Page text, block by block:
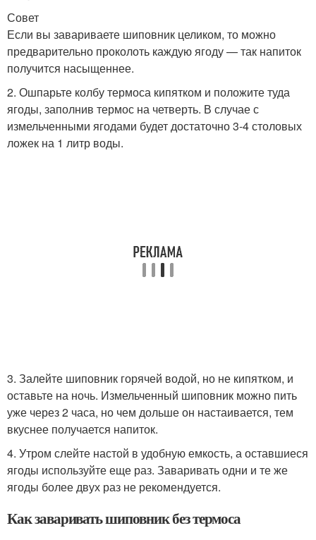
Совет
Если вы завариваете шиповник целиком, то можно
предварительно проколоть каждую ягоду — так напиток
получится насыщеннее.
2. Ошпарьте колбу термоса кипятком и положите туда
ягоды, заполнив термос на четверть. В случае с
измельченными ягодами будет достаточно 3-4 столовых
ложек на 1 литр воды.
3. Залейте шиповник горячей водой, но не кипятком, и
оставьте на ночь. Измельченный шиповник можно пить
уже через 2 часа, но чем дольше он настаивается, тем
вкуснее получается напиток.
4. Утром слейте настой в удобную емкость, а оставшиеся
ягоды используйте еще раз. Заваривать одни и те же
ягоды более двух раз не рекомендуется.
Как заваривать шиповник без термоса